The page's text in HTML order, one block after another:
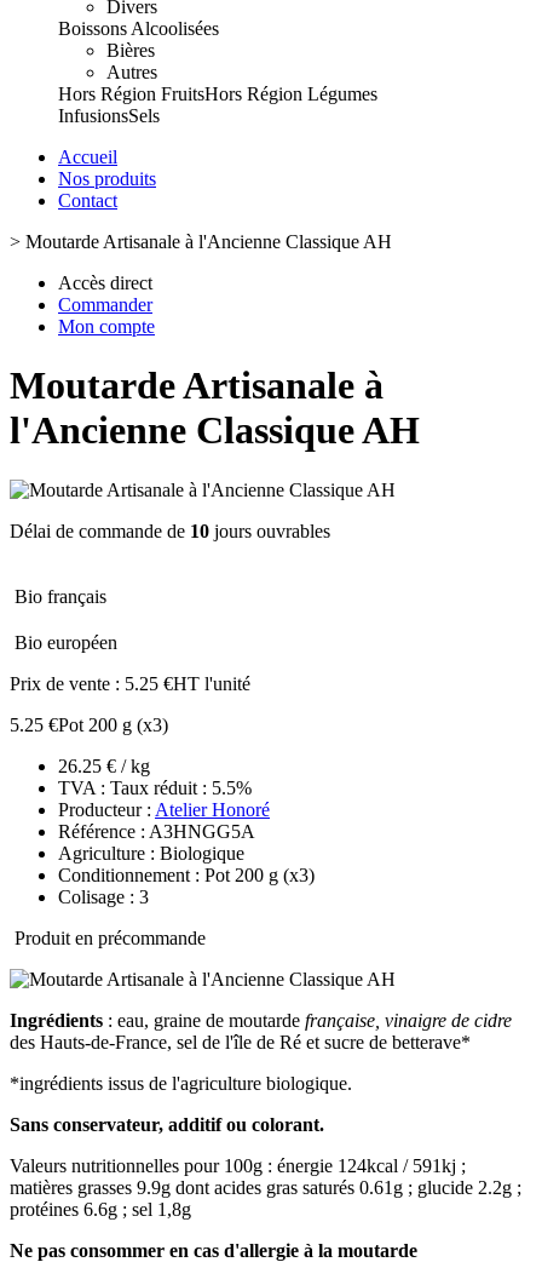
Divers
Boissons Alcoolisées
Bières
Autres
Hors Région FruitsHors Région Légumes
InfusionsSels
Accueil
Nos produits
Contact
> Moutarde Artisanale à l'Ancienne Classique AH
Accès direct
Commander
Mon compte
Moutarde Artisanale à
l'Ancienne Classique AH
Délai de commande de 10 jours ouvrables
Bio français
Bio européen
Prix de vente : 5.25 €HT l'unité
5.25 €Pot 200 g (x3)
26.25 € / kg
TVA : Taux réduit : 5.5%
Producteur : Atelier Honoré
Référence : A3HNGG5A
Agriculture : Biologique
Conditionnement : Pot 200 g (x3)
Colisage : 3
Produit en précommande
Ingrédients : eau, graine de moutarde française, vinaigre de cidre
des Hauts-de-France, sel de l'île de Ré et sucre de betterave*
*ingrédients issus de l'agriculture biologique.
Sans conservateur, additif ou colorant.
Valeurs nutritionnelles pour 100g : énergie 124kcal / 591kj ;
matières grasses 9.9g dont acides gras saturés 0.61g ; glucide 2.2g ;
protéines 6.6g ; sel 1,8g
Ne pas consommer en cas d'allergie à la moutarde